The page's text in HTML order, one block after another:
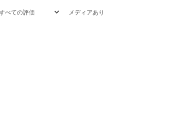
メディアあり